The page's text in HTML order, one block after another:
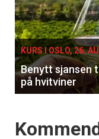
single
KURS I OSLO, 26.
Benytt sjansen
på hvitviner
Events